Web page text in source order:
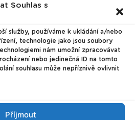
Souhlas s
služby, používáme k ukládání a/nebo
technologie jako jsou soubory
nám umožní zpracovávat
nebo jedinečná ID na tomto
souhlasu může nepříznivě ovlivnit
Příjmout